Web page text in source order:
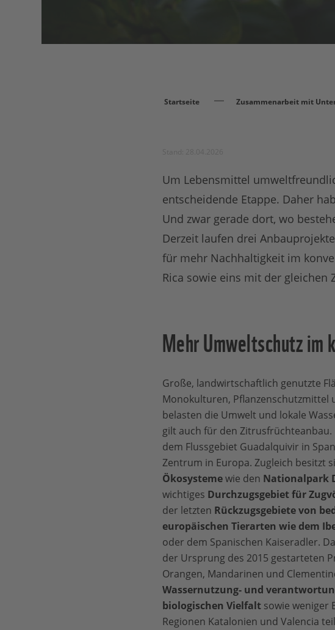
Startseite Zusammenarbeit mit
Um Lebensmittel
entscheidende Etappe. Daher
Und zwar gerade dort, wo
Derzeit laufen drei
für mehr Nachhaltigkeit im
Rica sowie eins mit der gleichen
Mehr Umweltschutz
Große, landwirtschaftlich genutzte
Monokulturen, Pflanzenschutzmittel
belasten die Umwelt und lokale
gilt auch für den Zitrusfrüchteanbau.
dem Flussgebiet Guadalquivir in
Zentrum in Europa. Zugleich besitzt
Ökosystemewie den Nationalpark
wichtiges Durchzugsgebiet für
der letzten Rückzugsgebiete von
europäischen Tierarten wie dem
oder dem Spanischen Kaiseradler.
der Ursprung des 2015 gestarteten
Orangen, Mandarinen und
Wassernutzung- und
biologischen Vielfaltsowie weniger
Regionen Katalonien und Valencia